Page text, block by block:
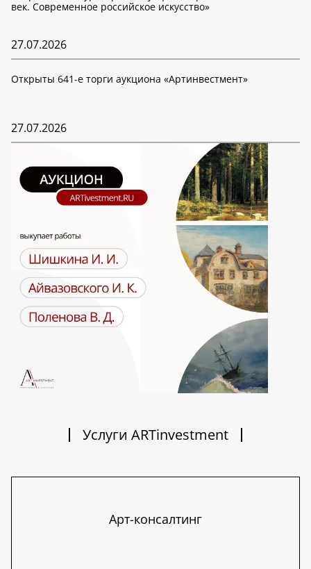
век. Современное российское искусство»
27.07.2026
Открыты 641-е торги аукциона «Артинвестмент»
27.07.2026
Услуги ARTinvestment
Арт-консалтинг